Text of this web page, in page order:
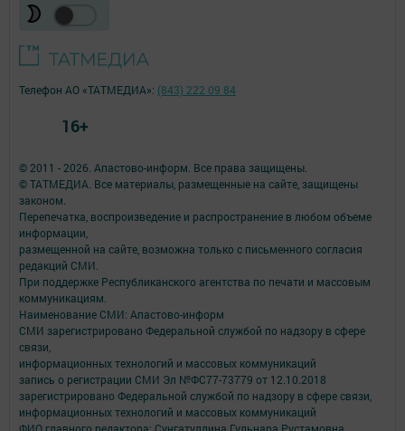
© 2011 - 2026. Апастово-информ. Все права защищены.
© ТАТМЕДИА. Все материалы, размещенные на сайте, защищены
законом.
Перепечатка, воспроизведение и распространение в любом объеме
информации,
размещенной на сайте, возможна только с письменного согласия
редакций СМИ.
При поддержке Республиканского агентства по печати и массовым
коммуникациям.
Наименование СМИ: Апастово-информ
СМИ зарегистрировано Федеральной службой по надзору в сфере
связи,
информационных технологий и массовых коммуникаций
запись о регистрации СМИ Эл №ФС77-73779 от 12.10.2018
зарегистрировано Федеральной службой по надзору в сфере связи,
информационных технологий и массовых коммуникаций
ФИО главного редактора: Сунгатуллина Гульнара Рустамовна
Телефон АО «ТАТМЕДИА»: (843) 222 09 84
16+